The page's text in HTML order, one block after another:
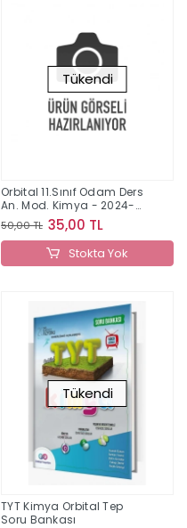
Tükendi
Orbital 11.Sınıf Odam Ders
An. Mod. Kimya - 2024-
25
50,00 TL 35,00 TL
Stokta Yok
Tükendi
TYT Kimya Orbital Tep
Soru Bankası